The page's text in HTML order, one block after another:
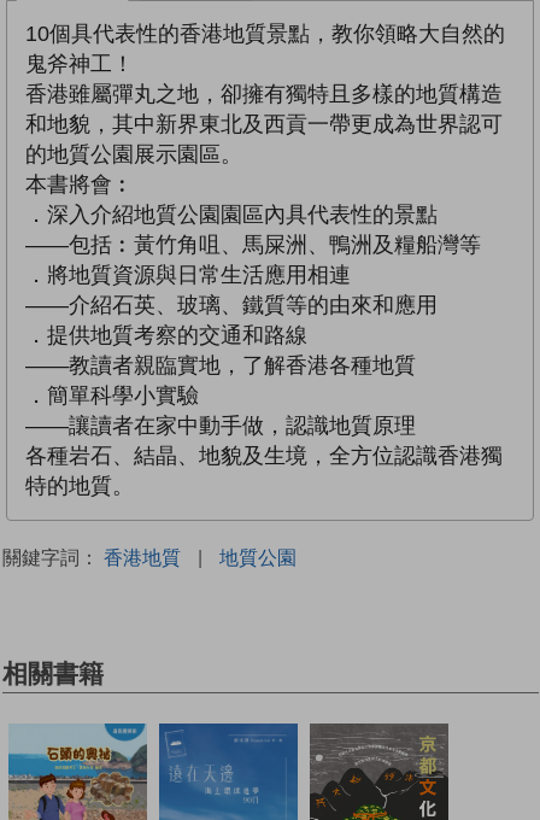
10個具代表性的香港地質景點，教你領略大自然的
鬼斧神工！
香港雖屬彈丸之地，卻擁有獨特且多樣的地質構造
和地貌，其中新界東北及西貢一帶更成為世界認可
的地質公園展示園區。
本書將會︰
．深入介紹地質公園園區內具代表性的景點
——包括︰黃竹角咀、馬屎洲、鴨洲及糧船灣等
．將地質資源與日常生活應用相連
——介紹石英、玻璃、鐵質等的由來和應用
．提供地質考察的交通和路線
——教讀者親臨實地，了解香港各種地質
．簡單科學小實驗
——讓讀者在家中動手做，認識地質原理
各種岩石、結晶、地貌及生境，全方位認識香港獨
特的地質。
關鍵字詞： 香港地質 | 地質公園
相關書籍